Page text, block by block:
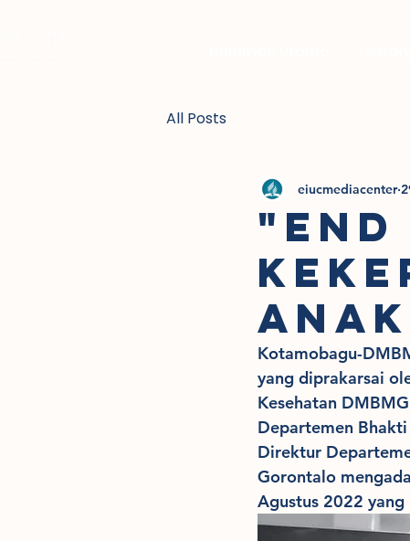
All Posts
"END
ANAK
eiucmediacenter
Kotamobagu-
yang diprakarsai
Kesehatan
Departemen
Direktur
Gorontalo
Agustus 2022